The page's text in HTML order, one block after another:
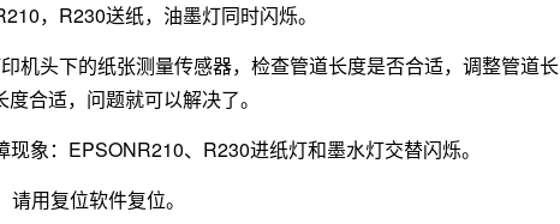
，R230送纸，油墨灯同时闪烁。
机头下的纸张测量传感器，检查管道长度是否合适，调整管道长
合适，问题就可以解决了。
象：EPSONR210、R230进纸灯和墨水灯交替闪烁。
用复位软件复位。